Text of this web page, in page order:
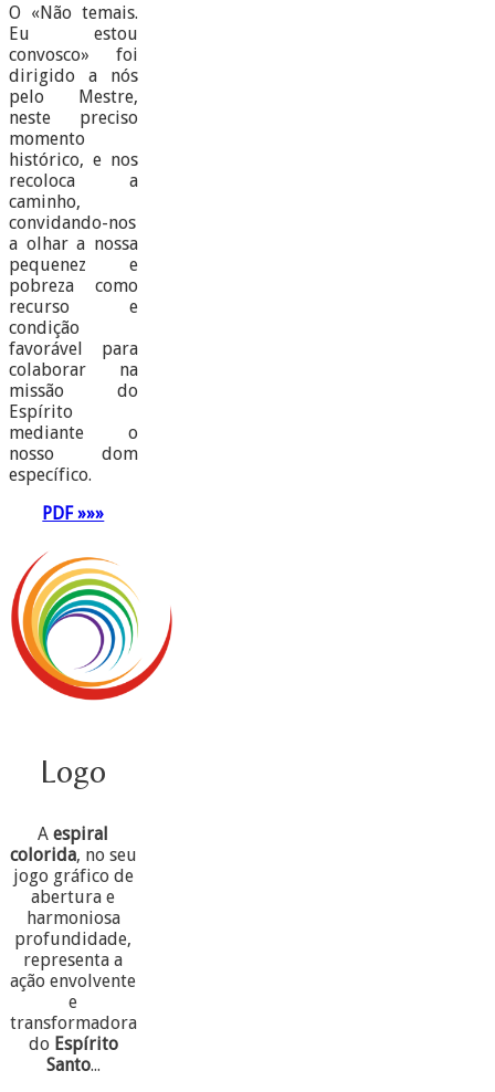
O «Não temais.
Eu estou
convosco» foi
dirigido a nós
pelo Mestre,
neste preciso
momento
histórico, e nos
recoloca a
caminho,
convidando-nos
a olhar a nossa
pequenez e
pobreza como
recurso e
condição
favorável para
colaborar na
missão do
Espírito
mediante o
nosso dom
específico.
PDF »»»
Logo
Aespiral
colorida, no seu
jogo gráfico de
abertura e
harmoniosa
profundidade,
representa a
ação envolvente
e
transformadora
do Espírito
Santo...